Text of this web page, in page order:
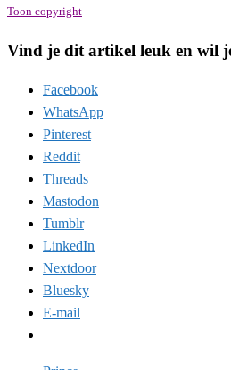
Toon copyright
Vind je dit artikel leuk en wil
Facebook
WhatsApp
Pinterest
Reddit
Threads
Mastodon
Tumblr
LinkedIn
Nextdoor
Bluesky
E-mail